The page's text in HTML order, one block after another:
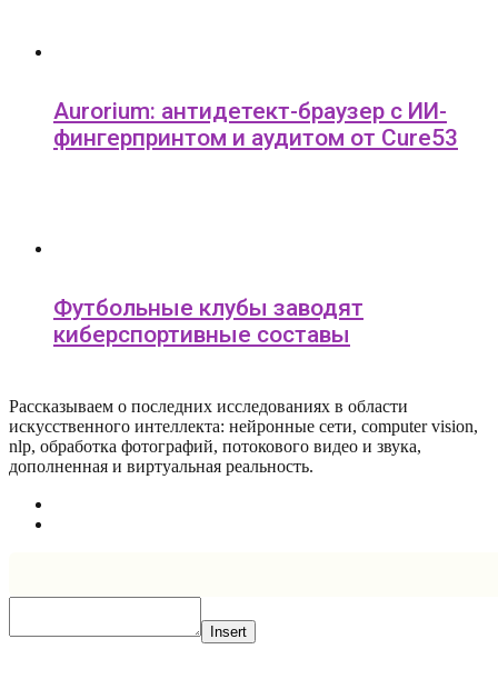
Aurorium: антидетект-браузер с ИИ-
фингерпринтом и аудитом от Cure53
Футбольные клубы заводят
киберспортивные составы
Рассказываем о последних исследованиях в области
искусcтвенного интеллекта: нейронные сети, computer vision,
nlp, обработка фотографий, потокового видео и звука,
дополненная и виртуальная реальность.
Insert